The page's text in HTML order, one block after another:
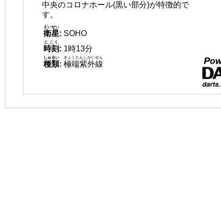
中央のコロナホール(黒い部分)が特徴的で
す。
衛星
えいせい
: SOHO
時刻
じこく
: 1時13分
種類
しゅるい
: 極端紫外線
きょくたんしがいせん